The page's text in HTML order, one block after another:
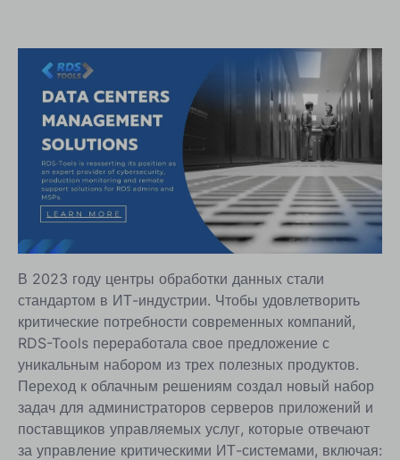
В 2023 году центры обработки данных стали
стандартом в ИТ-индустрии. Чтобы удовлетворить
критические потребности современных компаний,
RDS-Tools переработала свое предложение с
уникальным набором из трех полезных продуктов.
Переход к облачным решениям создал новый набор
задач для администраторов серверов приложений и
поставщиков управляемых услуг, которые отвечают
за управление критическими ИТ-системами, включая: